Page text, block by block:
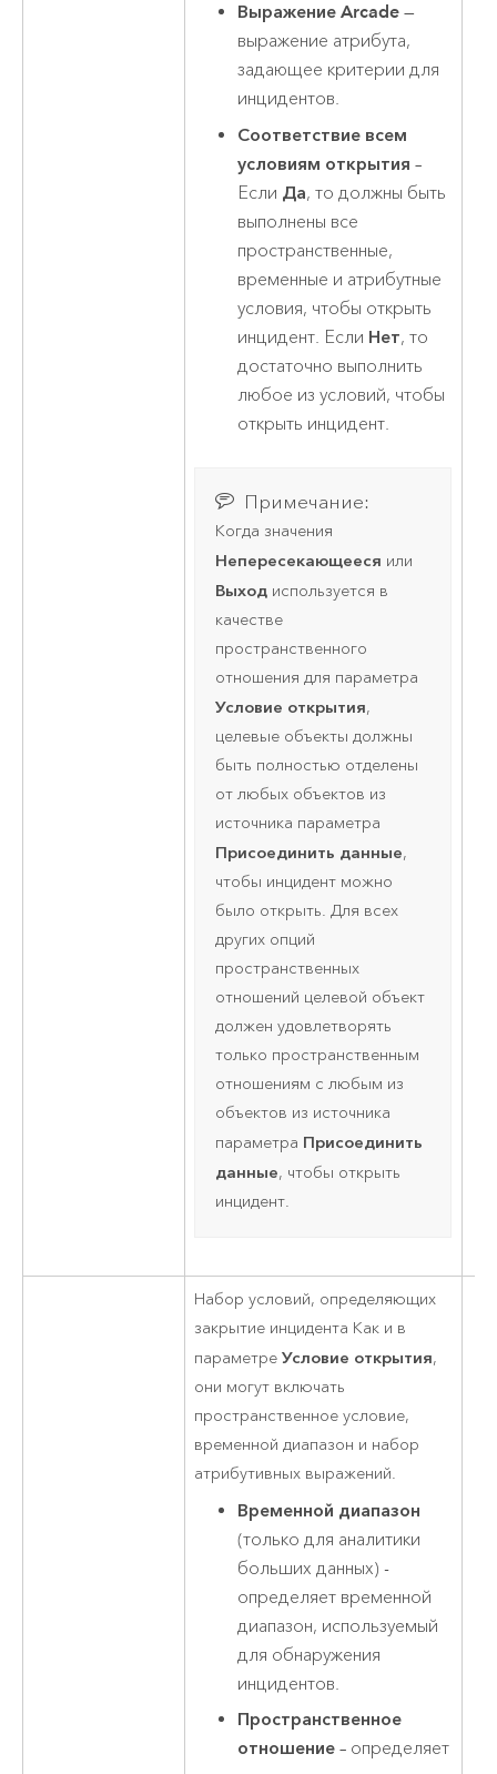
Выражение Arcade —
выражение атрибута,
задающее критерии для
инцидентов.
Соответствие всем
условиям открытия –
Если Да, то должны быть
выполнены все
пространственные,
временные и атрибутные
условия, чтобы открыть
инцидент. Если Нет, то
достаточно выполнить
любое из условий, чтобы
открыть инцидент.
Примечание:
Когда значения
Непересекающееся или
Выходиспользуется в
качестве
пространственного
отношения для параметра
Условие открытия,
целевые объекты должны
быть полностью отделены
от любых объектов из
источника параметра
Присоединить данные,
чтобы инцидент можно
было открыть. Для всех
других опций
пространственных
отношений целевой объект
должен удовлетворять
только пространственным
отношениям с любым из
объектов из источника
параметра Присоединить
данные, чтобы открыть
инцидент.
Набор условий, определяющих
закрытие инцидента Как и в
параметреУсловие открытия,
они могут включать
пространственное условие,
временной диапазон и набор
атрибутивных выражений.
Временной диапазон
(только для аналитики
больших данных) -
определяет временной
диапазон, используемый
для обнаружения
инцидентов.
Пространственное
отношение – определяет